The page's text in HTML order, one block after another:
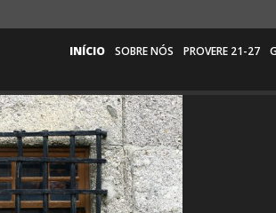
INÍCIO SOBRE NÓS PROVERE 21-27